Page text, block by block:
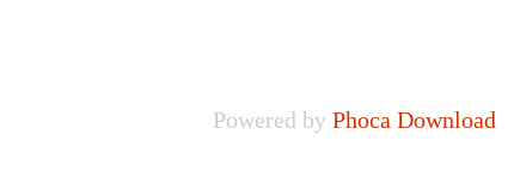
Powered by Phoca Download